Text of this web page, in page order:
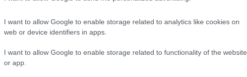
I want to allow Google to enable storage related to analytics like cookies on
web or device identifiers in apps.
I want to allow Google to enable storage related to functionality of the website
or app.
Viber